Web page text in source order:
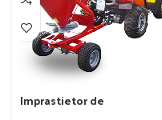
Imprastietor de